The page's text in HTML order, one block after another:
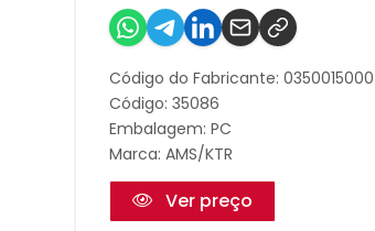
Código do Fabricante: 0350015000
Código: 35086
Embalagem: PC
Marca: AMS/KTR
Ver preço